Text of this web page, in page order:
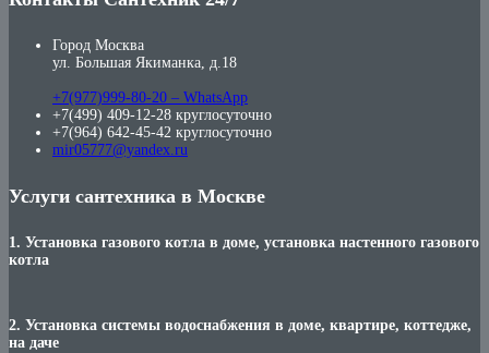
Город Москва
ул. Большая Якиманка, д.18
+7(977)999-80-20 – WhatsApp
+7(499) 409-12-28 круглосуточно
+7(964) 642-45-42 круглосуточно
mir05777@yandex.ru
Услуги сантехника в Москве
1. Установка газового котла в доме, установка настенного газового
котла
2. Установка системы водоснабжения в доме, квартире, коттедже,
на даче